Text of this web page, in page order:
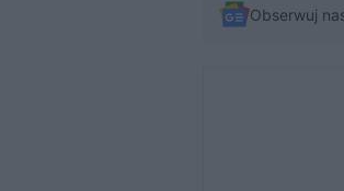
Obserwuj